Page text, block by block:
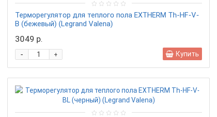
Терморегулятор для теплого пола EXTHERM Th-HF-V-
B (бежевый) (Legrand Valena)
3049 р.
+
- Купить